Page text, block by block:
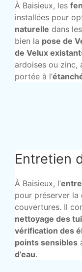
À Baisieux, les
installées pour
naturelle dans
bien la pose de
de Velux
ardoises ou zinc,
portée à l’
Entretien
À Baisieux, l’
pour préserver la
couvertures. Il
nettoyage des
vérification des
points sensibles
d’eau.